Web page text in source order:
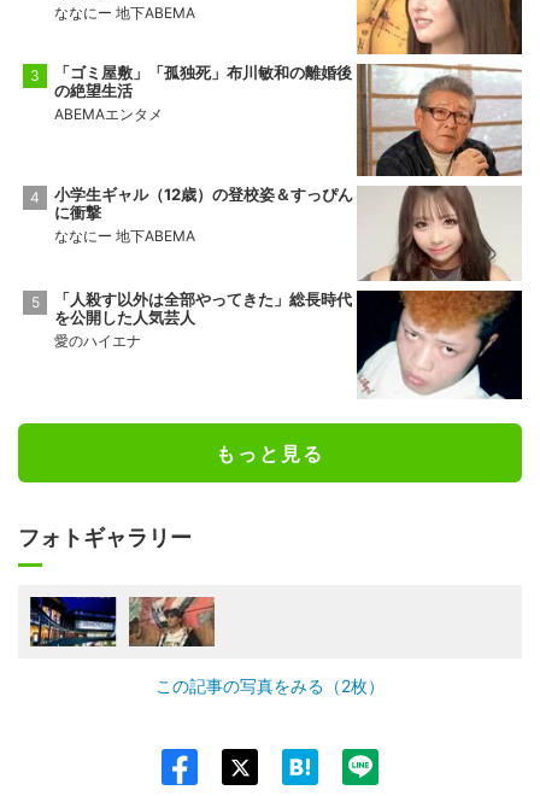
ななにー 地下ABEMA
「ゴミ屋敷」「孤独死」布川敏和の離婚後
の絶望生活
ABEMAエンタメ
小学生ギャル（12歳）の登校姿＆すっぴん
に衝撃
ななにー 地下ABEMA
「人殺す以外は全部やってきた」総長時代
を公開した人気芸人
愛のハイエナ
もっと見る
フォトギャラリー
この記事の写真をみる（2枚）